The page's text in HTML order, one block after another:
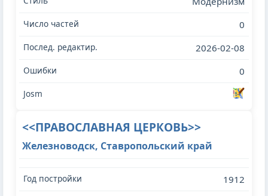
0
2026-02-08
0
<<ПРАВОСЛАВНАЯ ЦЕРКОВЬ>>
Железноводск, Ставропольский край
1912